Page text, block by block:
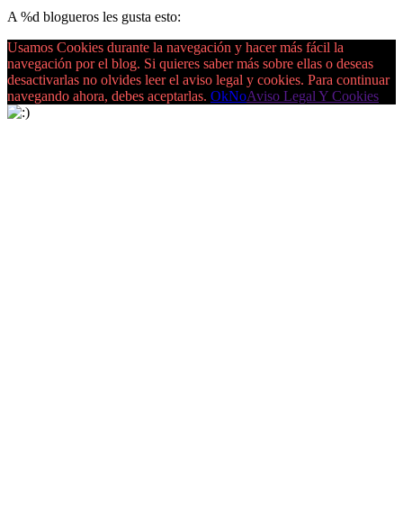
A %d blogueros les gusta esto:
Usamos Cookies durante la navegación y hacer más fácil la
navegación por el blog. Si quieres saber más sobre ellas o deseas
desactivarlas no olvides leer el aviso legal y cookies. Para continuar
navegando ahora, debes aceptarlas. OkNoAviso Legal Y Cookies